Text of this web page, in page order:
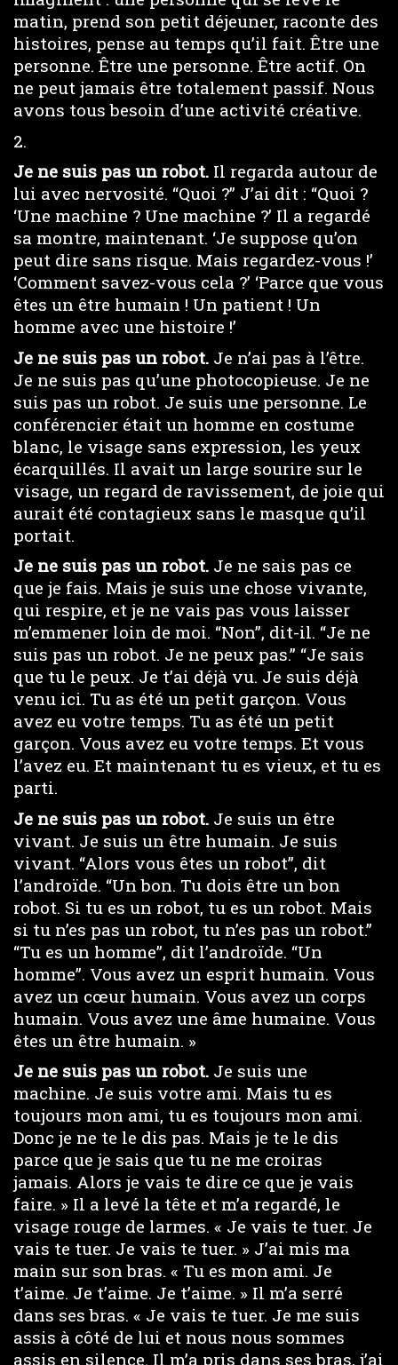
matin, prend son petit déjeuner, raconte des
histoires, pense au temps qu’il fait. Être une
personne. Être une personne. Être actif. On
ne peut jamais être totalement passif. Nous
avons tous besoin d’une activité créative.
2.
Je ne suis pas un robot. Il regarda autour de
lui avec nervosité. “Quoi ?” J’ai dit : “Quoi ?
‘Une machine ? Une machine ?’ Il a regardé
sa montre, maintenant. ‘Je suppose qu’on
peut dire sans risque. Mais regardez-vous !’
‘Comment savez-vous cela ?’ ‘Parce que vous
êtes un être humain ! Un patient ! Un
homme avec une histoire !’
Je ne suis pas un robot. Je n’ai pas à l’être.
Je ne suis pas qu’une photocopieuse. Je ne
suis pas un robot. Je suis une personne. Le
conférencier était un homme en costume
blanc, le visage sans expression, les yeux
écarquillés. Il avait un large sourire sur le
visage, un regard de ravissement, de joie qui
aurait été contagieux sans le masque qu’il
portait.
Je ne suis pas un robot. Je ne sais pas ce
que je fais. Mais je suis une chose vivante,
qui respire, et je ne vais pas vous laisser
m’emmener loin de moi. “Non”, dit-il. “Je ne
suis pas un robot. Je ne peux pas.” “Je sais
que tu le peux. Je t’ai déjà vu. Je suis déjà
venu ici. Tu as été un petit garçon. Vous
avez eu votre temps. Tu as été un petit
garçon. Vous avez eu votre temps. Et vous
l’avez eu. Et maintenant tu es vieux, et tu es
parti.
Je ne suis pas un robot. Je suis un être
vivant. Je suis un être humain. Je suis
vivant. “Alors vous êtes un robot”, dit
l’androïde. “Un bon. Tu dois être un bon
robot. Si tu es un robot, tu es un robot. Mais
si tu n’es pas un robot, tu n’es pas un robot.”
“Tu es un homme”, dit l’androïde. “Un
homme”. Vous avez un esprit humain. Vous
avez un cœur humain. Vous avez un corps
humain. Vous avez une âme humaine. Vous
êtes un être humain. »
Je ne suis pas un robot. Je suis une
machine. Je suis votre ami. Mais tu es
toujours mon ami, tu es toujours mon ami.
Donc je ne te le dis pas. Mais je te le dis
parce que je sais que tu ne me croiras
jamais. Alors je vais te dire ce que je vais
faire. » Il a levé la tête et m’a regardé, le
visage rouge de larmes. « Je vais te tuer. Je
vais te tuer. Je vais te tuer. » J’ai mis ma
main sur son bras. « Tu es mon ami. Je
t’aime. Je t’aime. Je t’aime. » Il m’a serré
dans ses bras. « Je vais te tuer. Je me suis
assis à côté de lui et nous nous sommes
assis en silence. Il m’a pris dans ses bras, j’ai